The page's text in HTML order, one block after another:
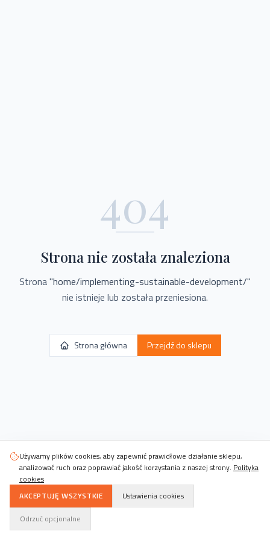
404
Strona nie została znaleziona
Strona"home/implementing-sustainable-development/"
nie istnieje lub została przeniesiona.
Strona główna Przejdź do sklepu
Używamy plików cookies, aby zapewnić prawidłowe działanie sklepu,
analizować ruch oraz poprawiać jakość korzystania z naszej strony. Polityka
cookies
AKCEPTUJĘ WSZYSTKIE
Ustawienia cookies
Odrzuć opcjonalne